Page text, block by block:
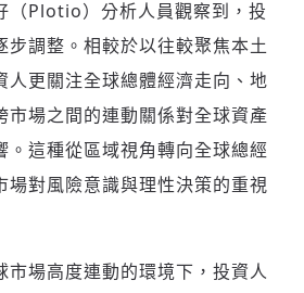
（Plotio）分析人員觀察到，投
步調整。相較於以往較聚焦本土
人更關注全球總體經濟走向、地
市場之間的連動關係對全球資產
。這種從區域視角轉向全球總經
場對風險意識與理性決策的重視
市場高度連動的環境下，投資人